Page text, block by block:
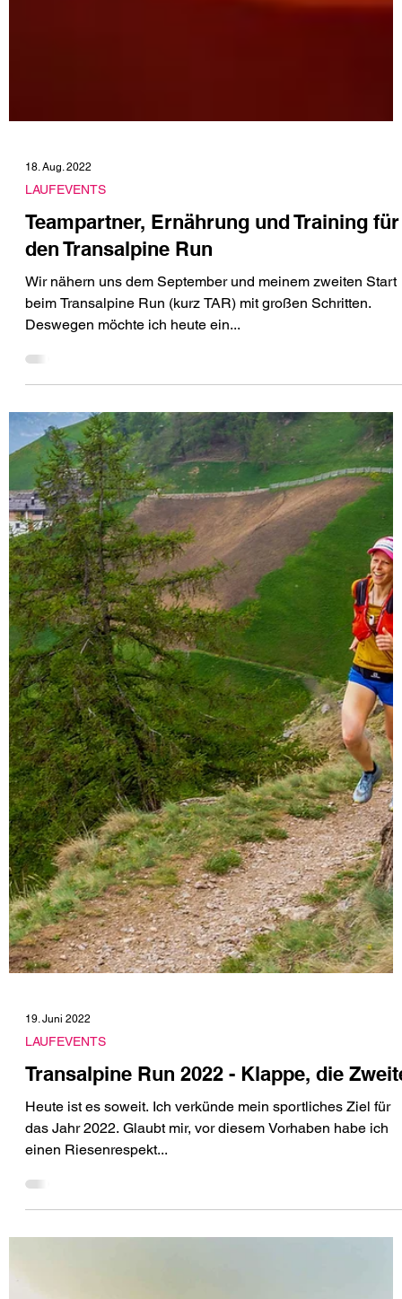
18. Aug. 2022
LAUFEVENTS
Teampartner, Ernährung und Training für
den Transalpine Run
Wir nähern uns dem September und meinem zweiten Start
beim Transalpine Run (kurz TAR) mit großen Schritten.
Deswegen möchte ich heute ein...